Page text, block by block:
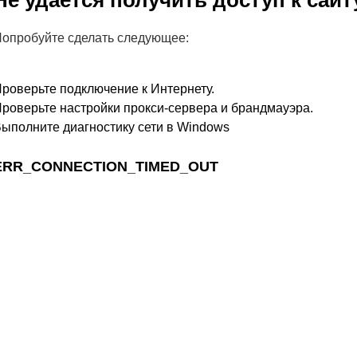
сделать следующее:
подключение к Интернету.
настройки прокси-сервера и брандмауэра.
диагностику сети в Windows